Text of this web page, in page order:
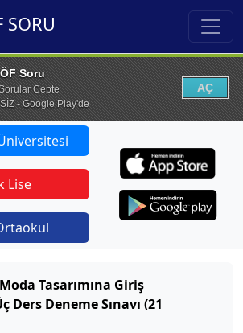
SORU
Soru
Sorular Cepte
- Google Play'de
AÇ
Lise
Moda Tasarımına Giriş
Ders Deneme Sınavı (21